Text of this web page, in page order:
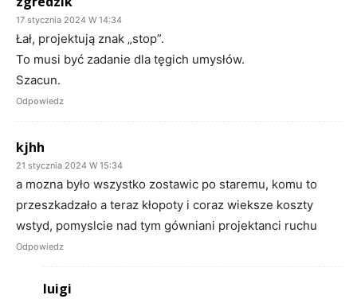
17 stycznia 2024 W 14:34
Łał, projektują znak „stop”.
To musi być zadanie dla tęgich umysłów.
Szacun.
Odpowiedz
kjhh
21 stycznia 2024 W 15:34
a mozna było wszystko zostawic po staremu, komu to
przeszkadzało a teraz kłopoty i coraz wieksze koszty
wstyd, pomyslcie nad tym gówniani projektanci ruchu
Odpowiedz
luigi